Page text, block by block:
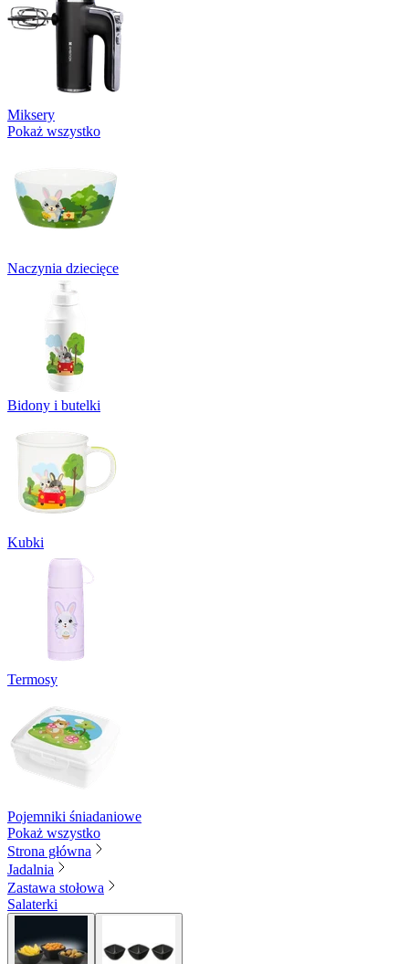
Miksery
Pokaż wszystko
Naczynia dziecięce
Bidony i butelki
Kubki
Termosy
Pojemniki śniadaniowe
Pokaż wszystko
Strona główna
Jadalnia
Zastawa stołowa
Salaterki